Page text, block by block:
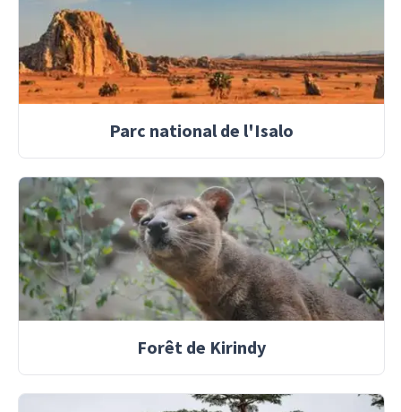
Parc national de l'Isalo
Forêt de Kirindy